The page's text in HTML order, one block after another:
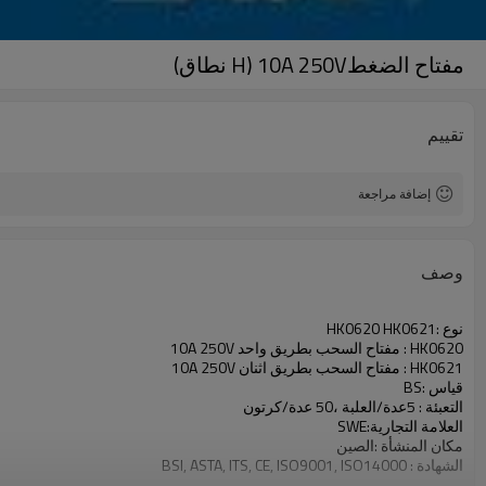
مفتاح الضغط10A 250V (H نطاق)
تقييم
إضافة مراجعة
وصف
نوع :HK0620 HK0621
HK0620 : مفتاح السحب بطريق واحد 10A 250V
HK0621 : مفتاح السحب بطريق اثنان 10A 250V
قياس :BS
التعبئة : 5عدة/العلبة ،50 عدة/كرتون
العلامة التجارية:SWE
مكان المنشأة :الصين
الشهادة : BSI, ASTA, ITS, CE, ISO9001, ISO14000